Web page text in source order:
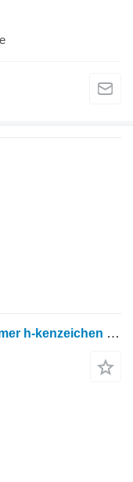
Mercedes-Benz mb trac 700 k oldtimer h-kenzeichen kipper